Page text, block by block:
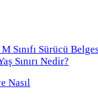
Sınıfı Sürücü
Sınırı Nedir?